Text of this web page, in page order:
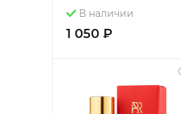
В наличии
1 050 ₽